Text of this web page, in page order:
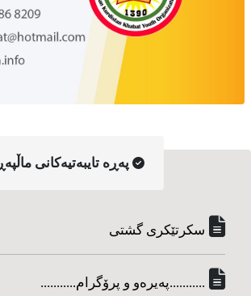
په‌ڕه‌ تایبه‌تیه‌کانی ماڵپه‌ڕ
سکرتێکری گشتی
...........په‌یره‌و و پرۆگرام...........